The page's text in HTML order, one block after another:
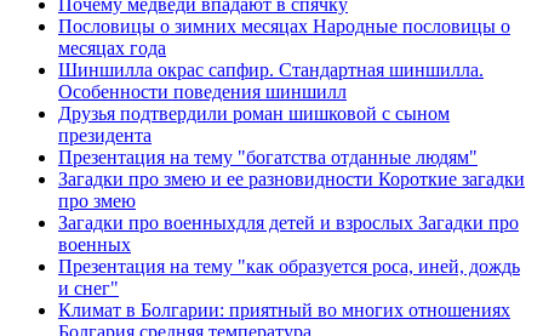
Почему медведи впадают в спячку
Пословицы о зимних месяцах Народные пословицы о
месяцах года
Шиншилла окрас сапфир. Стандартная шиншилла.
Особенности поведения шиншилл
Друзья подтвердили роман шишковой с сыном
президента
Презентация на тему "богатства отданные людям"
Загадки про змею и ее разновидности Короткие загадки
про змею
Загадки про военныхдля детей и взрослых Загадки про
военных
Презентация на тему "как образуется роса, иней, дождь
и снег"
Климат в Болгарии: приятный во многих отношениях
Болгария средняя температура